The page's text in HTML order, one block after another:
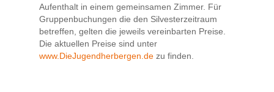
Aufenthalt in einem gemeinsamen Zimmer. Für
Gruppenbuchungen die den Silvesterzeitraum
betreffen, gelten die jeweils vereinbarten Preise.
Die aktuellen Preise sind unter
www.DieJugendherbergen.de zu finden.